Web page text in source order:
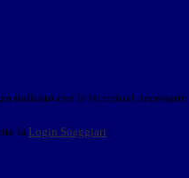
indicato con le istruzioni necessarie.
la Login Spaggiari